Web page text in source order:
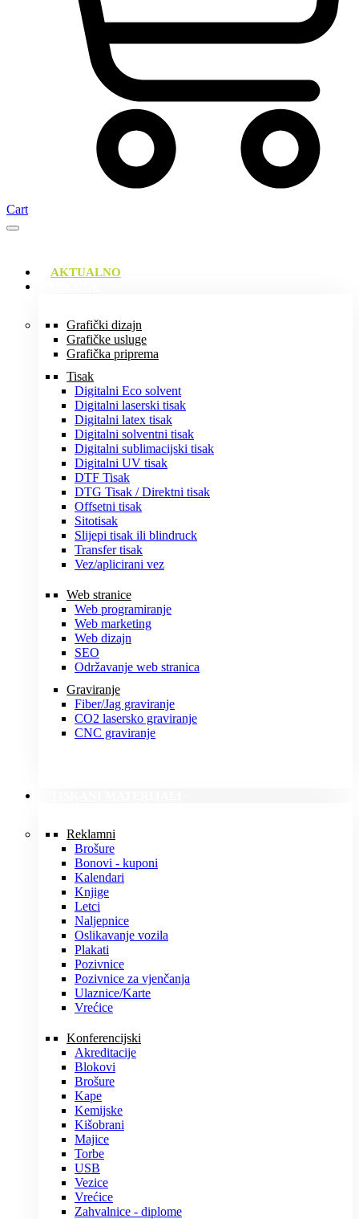
Cart
AKTUALNO
Grafički dizajn
Grafičke usluge
Grafička priprema
Tisak
Digitalni Eco solvent
Digitalni laserski tisak
Digitalni latex tisak
Digitalni solventni tisak
Digitalni sublimacijski tisak
Digitalni UV tisak
DTF Tisak
DTG Tisak / Direktni tisak
Offsetni tisak
Sitotisak
Slijepi tisak ili blindruck
Transfer tisak
Vez/aplicirani vez
Web stranice
Web programiranje
Web marketing
Web dizajn
SEO
Održavanje web stranica
Graviranje
Fiber/Jag graviranje
CO2 lasersko graviranje
CNC graviranje
Reklamni
Brošure
Bonovi - kuponi
Kalendari
Knjige
Letci
Naljepnice
Oslikavanje vozila
Plakati
Pozivnice
Pozivnice za vjenčanja
Ulaznice/Karte
Vrećice
Konferencijski
Akreditacije
Blokovi
Brošure
Kape
Kemijske
Kišobrani
Majice
Torbe
USB
Vezice
Vrećice
Zahvalnice - diplome